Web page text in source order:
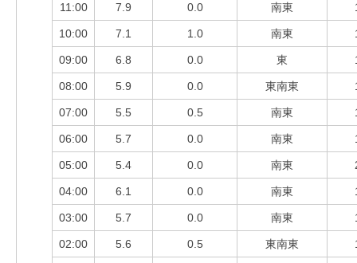
11:00 7.9 0.0 南東
10:00 7.1 1.0 南東
09:00 6.8 0.0 東
08:00 5.9 0.0 東南東
07:00 5.5 0.5 南東
06:00 5.7 0.0 南東
05:00 5.4 0.0 南東
04:00 6.1 0.0 南東
03:00 5.7 0.0 南東
02:00 5.6 0.5 東南東